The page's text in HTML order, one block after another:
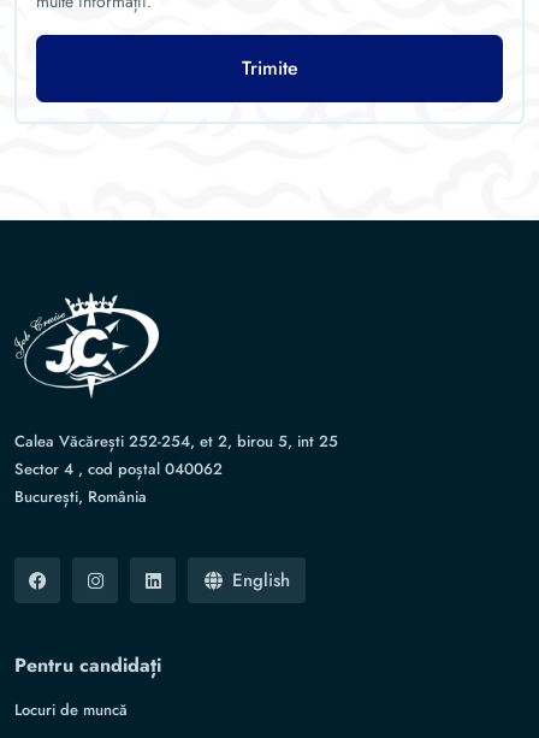
Trimite
Calea Văcărești 252-254, et 2, birou 5, int 25
Sector 4 , cod poștal 040062
București, România
English
Pentru candidați
Locuri de muncă